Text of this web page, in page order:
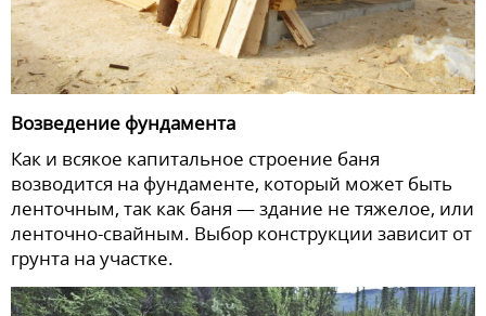
Возведение фундамента
Как и всякое капитальное строение баня
возводится на фундаменте, который может быть
ленточным, так как баня — здание не тяжелое, или
ленточно-свайным. Выбор конструкции зависит от
грунта на участке.